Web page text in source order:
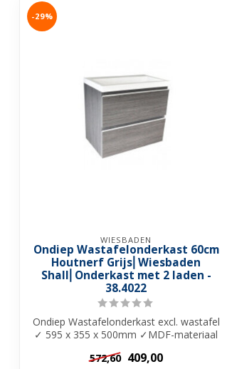
-29%
WIESBADEN
Ondiep Wastafelonderkast 60cm
Houtnerf Grijs⎢Wiesbaden
Shall⎢Onderkast met 2 laden -
38.4022
Ondiep Wastafelonderkast excl. wastafel
✓ 595 x 355 x 500mm ✓MDF-materiaal
572,60 409,00